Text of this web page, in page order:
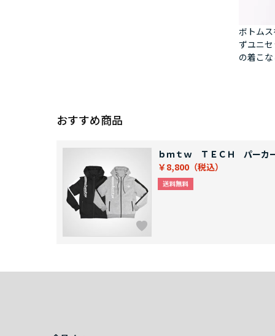
ボトム
ずユニ
の着こ
おすすめ商品
ｂｍｔｗ ＴＥＣＨ パーカ
￥8,800